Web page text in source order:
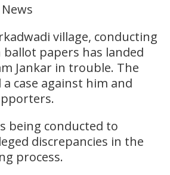
village, conducting
papers has landed
Jankar in trouble. The
case against him and
being conducted to
discrepancies in the
process.